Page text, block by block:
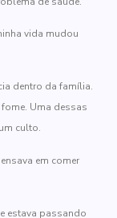
vida mudou
dentro da família.
Uma dessas
culto.
em comer
estava passando